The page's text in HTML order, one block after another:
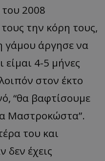
του 2008
την κόρη τους,
γάμου άργησε να
είμαι 4-5 μήνες
στον έκτο
“θα βαφτίσουμε
Μαστροκώστα”.
του και
δεν έχεις